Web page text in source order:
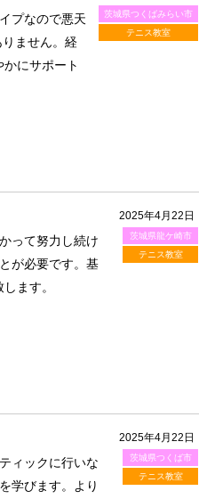
茨城県つくばみらい市
テニス教室
プなので悪天
ません。経
にサポート
2025年4月22日
茨城県龍ケ崎市
テニス教室
って努力し続け
が必要です。基
ます。
2025年4月22日
茨城県つくば市
テニス教室
ィックに行いな
学びます。より